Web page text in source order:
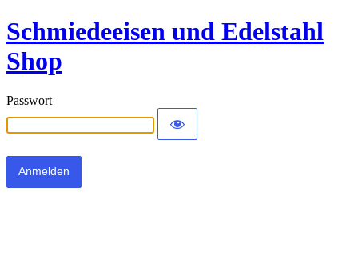
Schmiedeeisen und Edelstahl
Shop
Passwort